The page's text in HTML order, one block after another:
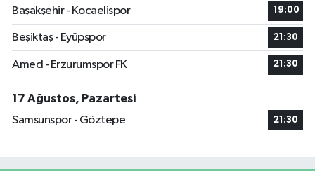
Başakşehir - Kocaelispor
19:00
Beşiktaş - Eyüpspor 21:30
Amed - Erzurumspor FK 21:30
17 Ağustos, Pazartesi
Samsunspor - Göztepe
21:30